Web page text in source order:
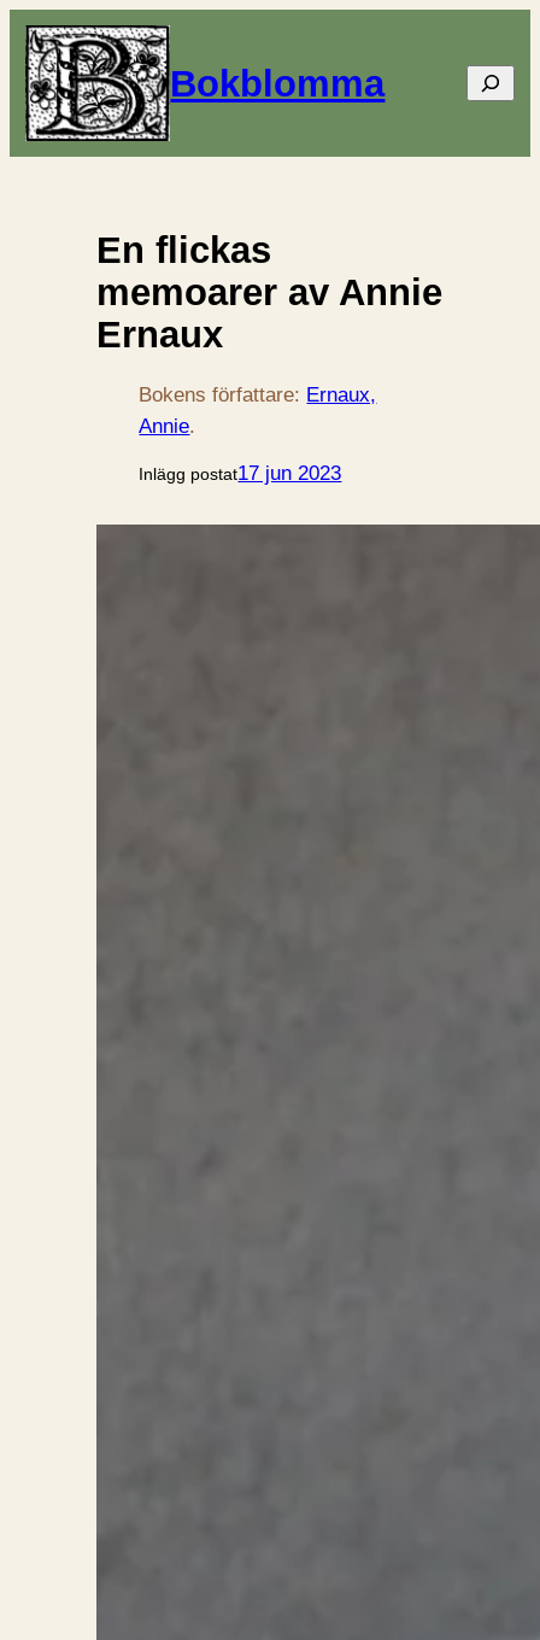
Bokblomma Sök
En flickas
memoarer av Annie
Ernaux
Bokens författare: Ernaux,
Annie.
Inlägg postat17 jun 2023